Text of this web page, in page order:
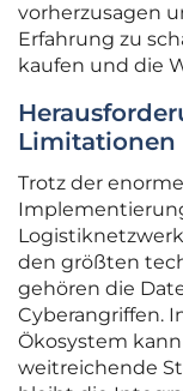
vorherzusagen
Erfahrung zu
kaufen und die
Limitationen
Trotz der
den größten
gehören die
Cyberangriffen.
Ökosystem
weitreichende